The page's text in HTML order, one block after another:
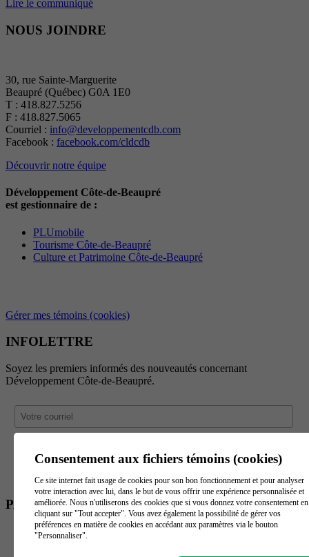
Lire le communiqué
NOUS JOINDRE
30, rue Sainte-Marguerite
Beaupré (Québec) G0A 1E0
T : 418.827.5256
F : 418.827.5065
Courriel : info@developpementcdb.com
Facebook : facebook.com/cldcdb
Découvrir notre équipe
Développement Côte-de-Beaupré
est gestionnaire de :
PLUmobile
Tourisme Côte-de-Beaupré
Culture et Patrimoine Côte-de-Beaupré
Gérer mes témoins (cookies)
INFOLETTRE
Soyez les premiers informés des nouveautés concernant
Développement Côte-de-Beaupré.
PARTENAIRES
Consentement aux fichiers témoins (cookies)
Ce site internet fait usage de cookies pour son bon fonctionnement et pour analyser
votre interaction avec lui, dans le but de vous offrir une expérience personnalisée et
améliorée. Nous n'utiliserons des cookies que si vous donnez votre consentement en
cliquant sur "Tout accepter". Vous avez également la possibilité de gérer vos
préférences en matière de cookies en accédant aux paramètres via le bouton
"Personnaliser".